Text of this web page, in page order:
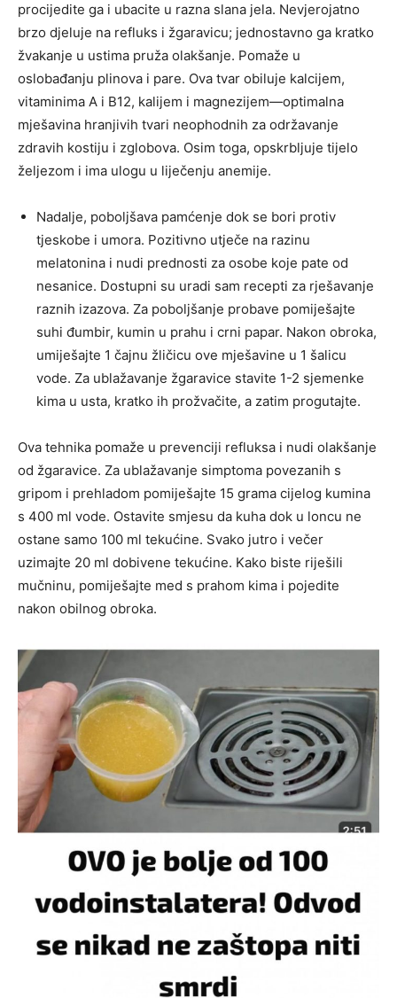
procijedite ga i ubacite u razna slana jela. Nevjerojatno
brzo djeluje na refluks i žgaravicu; jednostavno ga kratko
žvakanje u ustima pruža olakšanje. Pomaže u
oslobađanju plinova i pare. Ova tvar obiluje kalcijem,
vitaminima A i B12, kalijem i magnezijem—optimalna
mješavina hranjivih tvari neophodnih za održavanje
zdravih kostiju i zglobova. Osim toga, opskrbljuje tijelo
željezom i ima ulogu u liječenju anemije.
Nadalje, poboljšava pamćenje dok se bori protiv
tjeskobe i umora. Pozitivno utječe na razinu
melatonina i nudi prednosti za osobe koje pate od
nesanice. Dostupni su uradi sam recepti za rješavanje
raznih izazova. Za poboljšanje probave pomiješajte
suhi đumbir, kumin u prahu i crni papar. Nakon obroka,
umiješajte 1 čajnu žličicu ove mješavine u 1 šalicu
vode. Za ublažavanje žgaravice stavite 1-2 sjemenke
kima u usta, kratko ih prožvačite, a zatim progutajte.
Ova tehnika pomaže u prevenciji refluksa i nudi olakšanje
od žgaravice. Za ublažavanje simptoma povezanih s
gripom i prehladom pomiješajte 15 grama cijelog kumina
s 400 ml vode. Ostavite smjesu da kuha dok u loncu ne
ostane samo 100 ml tekućine. Svako jutro i večer
uzimajte 20 ml dobivene tekućine. Kako biste riješili
mučninu, pomiješajte med s prahom kima i pojedite
nakon obilnog obroka.